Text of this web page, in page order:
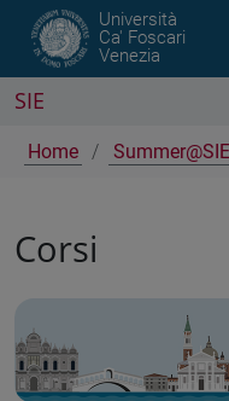
Università
Ca' Foscari
Venezia
SIE
Home Summer@SIE
Corsi